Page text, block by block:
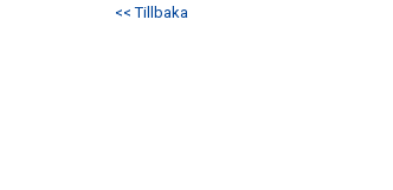
<< Tillbaka